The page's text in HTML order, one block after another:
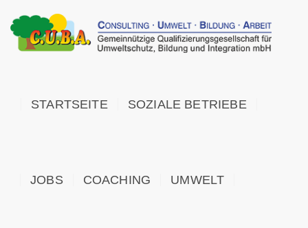
STARTSEITE SOZIALE BETRIEBE
JOBS COACHING UMWELT